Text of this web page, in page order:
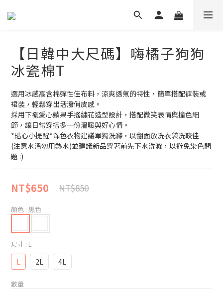
【日韓中大尺碼】嗨橘子狗狗
冰瓷棉T
選用冰感高含棉彈性佳布料，涼爽透氣的特性，簡單搭配褲裝或
裙裝，輕鬆穿出活潑俏皮感。
採用下襬愛心蘋果手搖繡花造型設計，搭配微笑表情與撞色細
節，讓日常穿搭多一份溫暖與好心情。
*貼心小提醒*深色衣物建議單獨洗滌，以翻面放洗衣袋洗較佳
(注意水溫勿用熱水)並建議新品穿著前先下水洗滌，以避免染色問
題 :)
NT$650 NT$850
顏色 : 黒色
尺寸 : L
L 2L 4L
數量